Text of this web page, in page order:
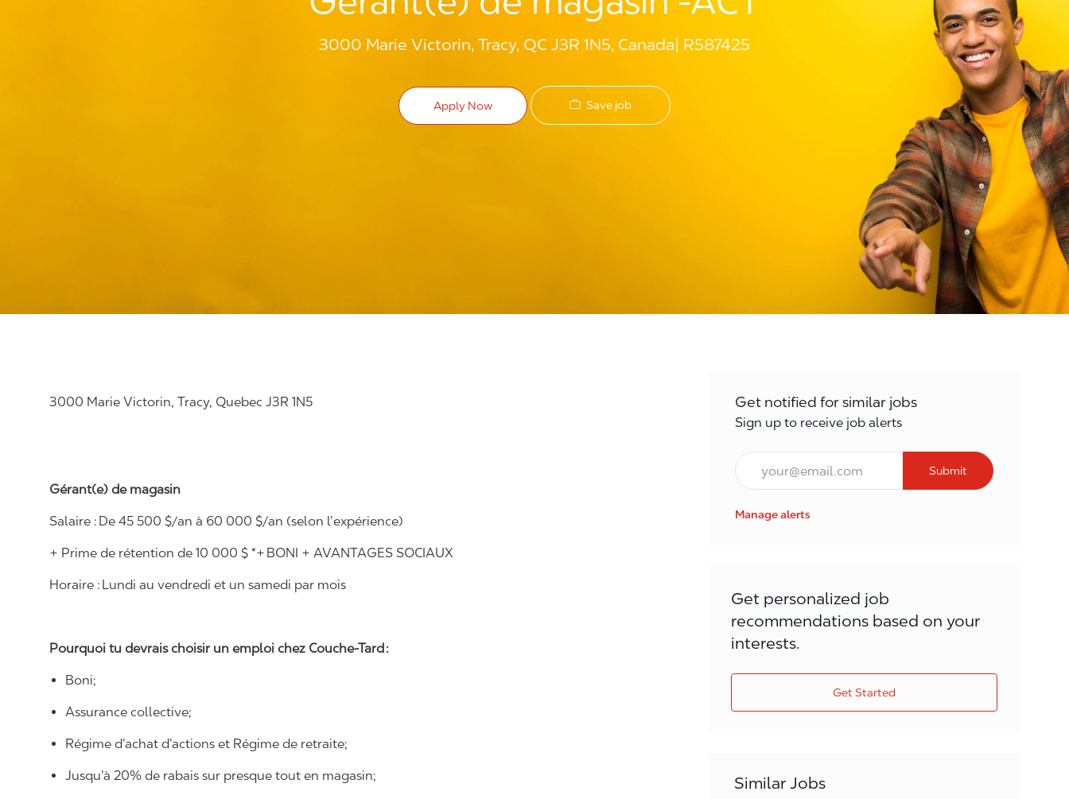
3000 Marie Victorin, Tracy, QC J3R 1N5, Canada R587425
Apply Now Save job
3000 Marie Victorin, Tracy, Quebec J3R 1N5
Gérant(e) de magasin
Salaire : De 45 500 $/an à 60 000 $/an (selon l’expérience)
+ Prime de rétention de 10 000 $ *+ BONI + AVANTAGES SOCIAUX
Horaire : Lundi au vendredi et un samedi par mois
Pourquoi tu devrais choisir un emploi chez Couche-Tard :
Boni;
Assurance collective;
Régime d’achat d’actions et Régime de retraite;
Jusqu’à 20% de rabais sur presque tout en magasin;
Get notified for similar jobs
Sign up to receive job alerts
Email*
Submit
Manage alerts
Get personalized job
recommendations based on your
interests.
Get Started
Similar Jobs